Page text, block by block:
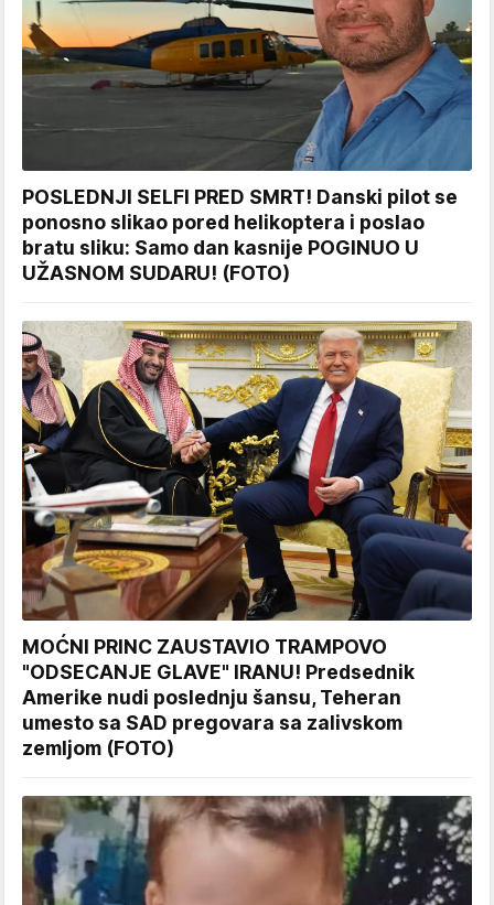
POSLEDNJI SELFI PRED SMRT! Danski pilot se
ponosno slikao pored helikoptera i poslao
bratu sliku: Samo dan kasnije POGINUO U
UŽASNOM SUDARU! (FOTO)
MOĆNI PRINC ZAUSTAVIO TRAMPOVO
"ODSECANJE GLAVE" IRANU! Predsednik
Amerike nudi poslednju šansu, Teheran
umesto sa SAD pregovara sa zalivskom
zemljom (FOTO)